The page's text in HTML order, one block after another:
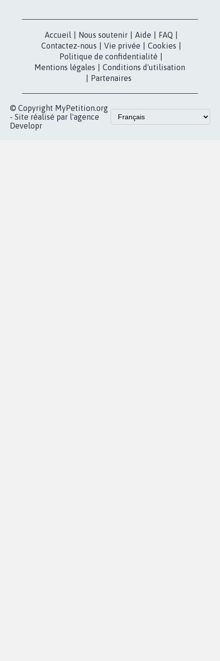
Accueil Nous soutenir Aide FAQ
Contactez-nous
Vie privée Cookies
Politique de confidentialité
Mentions légales
Conditions d'utilisation
Partenaires
© Copyright MyPetition.org
- Site réalisé par l'agence
Developr